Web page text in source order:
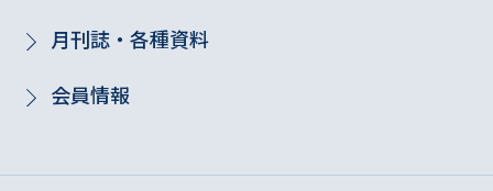
月刊誌・各種資料
会員情報